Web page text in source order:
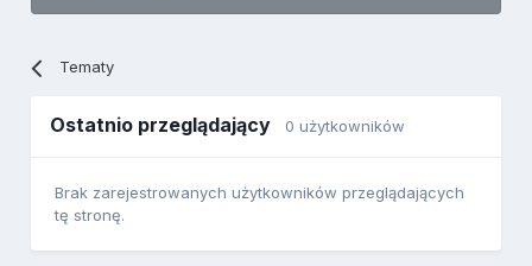
Tematy
Ostatnio przeglądający 0 użytkowników
Brak zarejestrowanych użytkowników przeglądających
tę stronę.